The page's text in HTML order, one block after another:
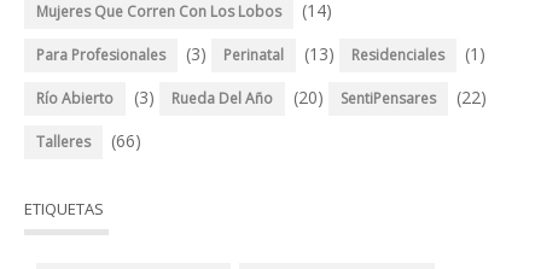
Mujeres Que Corren Con Los Lobos (14)
Para Profesionales (3) Perinatal (13) Residenciales (1)
Río Abierto (3) Rueda Del Año (20) SentiPensares (22)
Talleres (66)
ETIQUETAS